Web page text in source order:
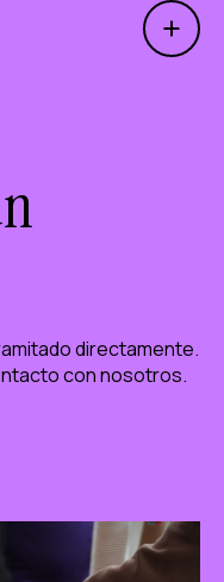
Open
directamente.
con nosotros.